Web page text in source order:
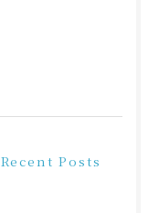
Recent Posts